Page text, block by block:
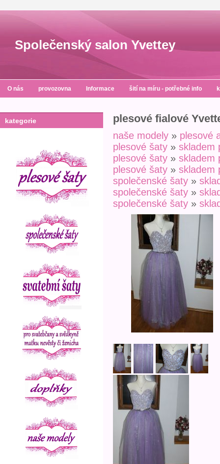
Společenský salon Yvettey
O nás provozovna Informace šití na míru - potřebné info
kategorie plesové fialové
naše modely » plesové
plesové šaty » skladem
plesové šaty » skladem
plesové šaty » skladem
společenské šaty »
společenské šaty »
společenské šaty »